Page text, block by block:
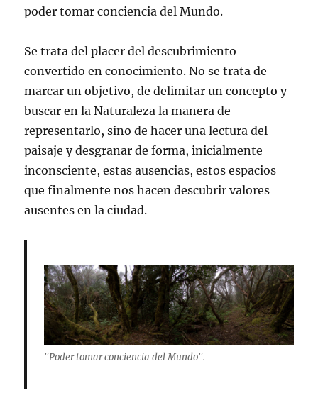
poder tomar conciencia del Mundo.
Se trata del placer del descubrimiento
convertido en conocimiento. No se trata de
marcar un objetivo, de delimitar un concepto y
buscar en la Naturaleza la manera de
representarlo, sino de hacer una lectura del
paisaje y desgranar de forma, inicialmente
inconsciente, estas ausencias, estos espacios
que finalmente nos hacen descubrir valores
ausentes en la ciudad.
"Poder tomar conciencia del Mundo".